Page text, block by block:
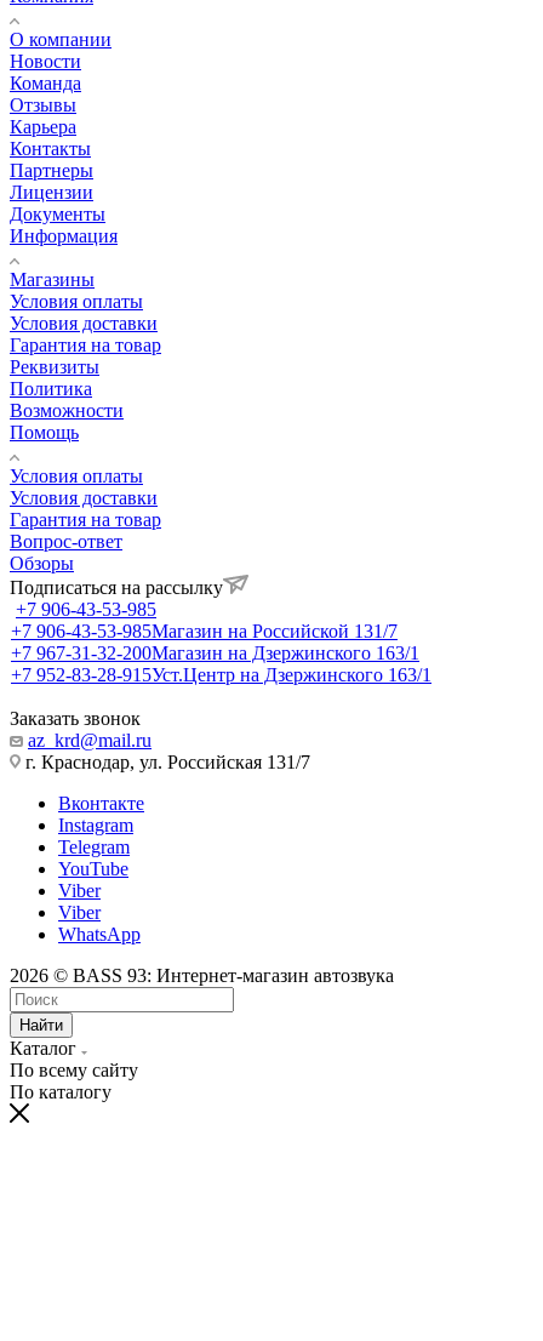
О компании
Новости
Команда
Отзывы
Карьера
Контакты
Партнеры
Лицензии
Документы
Информация
Магазины
Условия оплаты
Условия доставки
Гарантия на товар
Реквизиты
Политика
Возможности
Помощь
Условия оплаты
Условия доставки
Гарантия на товар
Вопрос-ответ
Обзоры
Подписаться на рассылку
+7 906-43-53-985
+7 906-43-53-985Магазин на Российской 131/7
+7 967-31-32-200Магазин на Дзержинского 163/1
+7 952-83-28-915Уст.Центр на Дзержинского 163/1
Заказать звонок
az_krd@mail.ru
г. Краснодар, ул. Российская 131/7
Вконтакте
Instagram
Telegram
YouTube
Viber
Viber
WhatsApp
2026 © BASS 93: Интернет-магазин автозвука
Найти
Каталог
По всему сайту
По каталогу